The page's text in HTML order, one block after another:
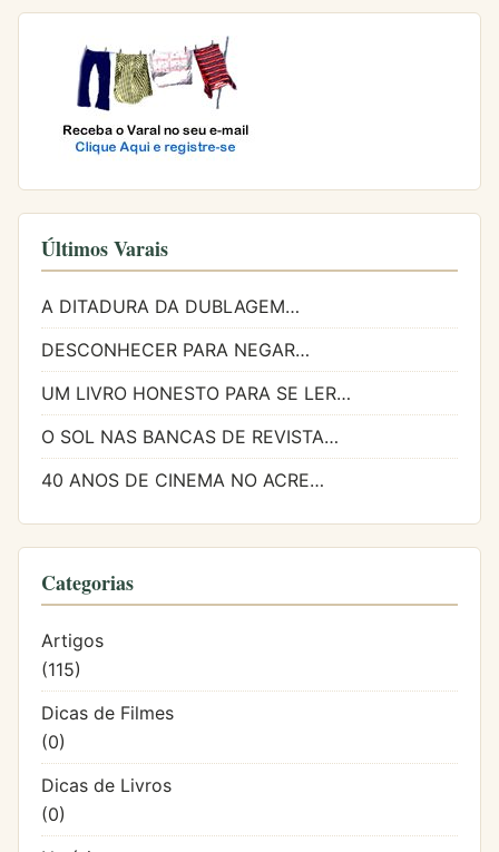
Últimos Varais
A DITADURA DA DUBLAGEM…
DESCONHECER PARA NEGAR…
UM LIVRO HONESTO PARA SE LER…
O SOL NAS BANCAS DE REVISTA…
40 ANOS DE CINEMA NO ACRE…
Categorias
Artigos
(115)
Dicas de Filmes
(0)
Dicas de Livros
(0)